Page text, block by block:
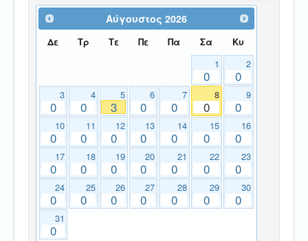
Αύγουστος 2026
Δε Τρ Τε Πε Πα Σα Κυ
1
0
2
0
3
0
4
0
5
3
6
0
7
0
8
0
9
0
10
0
11
0
12
0
13
0
14
0
15
0
16
0
17
0
18
0
19
0
20
0
21
0
22
0
23
0
24
0
25
0
26
0
27
0
28
0
29
0
30
0
31
0